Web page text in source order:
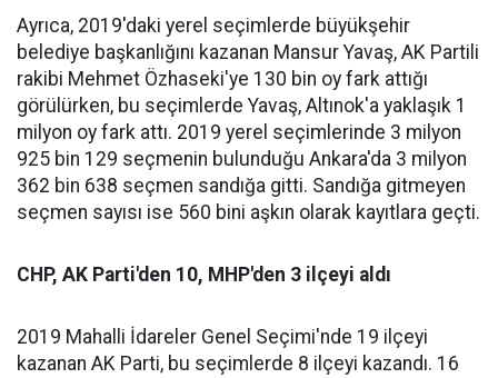
Ayrıca, 2019'daki yerel seçimlerde büyükşehir
belediye başkanlığını kazanan Mansur Yavaş, AK Partili
rakibi Mehmet Özhaseki'ye 130 bin oy fark attığı
görülürken, bu seçimlerde Yavaş, Altınok'a yaklaşık 1
milyon oy fark attı. 2019 yerel seçimlerinde 3 milyon
925 bin 129 seçmenin bulunduğu Ankara'da 3 milyon
362 bin 638 seçmen sandığa gitti. Sandığa gitmeyen
seçmen sayısı ise 560 bini aşkın olarak kayıtlara geçti.
CHP, AK Parti'den 10, MHP'den 3 ilçeyi aldı
2019 Mahalli İdareler Genel Seçimi'nde 19 ilçeyi
kazanan AK Parti, bu seçimlerde 8 ilçeyi kazandı. 16